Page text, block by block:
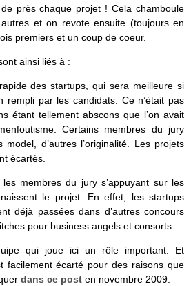
près chaque projet ! Cela chamboule
et on revote ensuite (toujours en
premiers et un coup de coeur.
ainsi liés à :
des startups, qui sera meilleure si
rempli par les candidats. Ce n’était pas
étant tellement abscons que l’on avait
Certains membres du jury
model, d’autres l’originalité. Les projets
écartés.
membres du jury s’appuyant sur les
le projet. En effet, les startups
déjà passées dans d’autres concours
pour business angels et consorts.
qui joue ici un rôle important. Et
facilement écarté pour des raisons que
dans ce posten novembre 2009.